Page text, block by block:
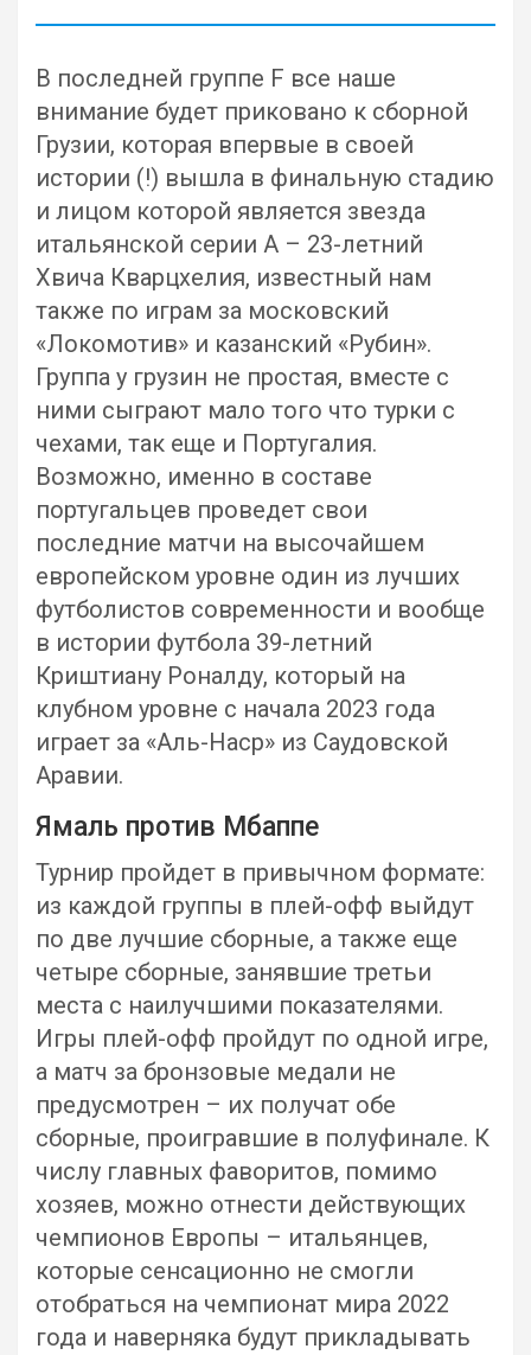
В последней группе F все наше
внимание будет приковано к сборной
Грузии, которая впервые в своей
истории (!) вышла в финальную стадию
и лицом которой является звезда
итальянской серии А – 23-летний
Хвича Кварцхелия, известный нам
также по играм за московский
«Локомотив» и казанский «Рубин».
Группа у грузин не простая, вместе с
ними сыграют мало того что турки с
чехами, так еще и Португалия.
Возможно, именно в составе
португальцев проведет свои
последние матчи на высочайшем
европейском уровне один из лучших
футболистов современности и вообще
в истории футбола 39-летний
Криштиану Роналду, который на
клубном уровне с начала 2023 года
играет за «Аль-Наср» из Саудовской
Аравии.
Ямаль против Мбаппе
Турнир пройдет в привычном формате:
из каждой группы в плей-офф выйдут
по две лучшие сборные, а также еще
четыре сборные, занявшие третьи
места с наилучшими показателями.
Игры плей-офф пройдут по одной игре,
а матч за бронзовые медали не
предусмотрен – их получат обе
сборные, проигравшие в полуфинале. К
числу главных фаворитов, помимо
хозяев, можно отнести действующих
чемпионов Европы – итальянцев,
которые сенсационно не смогли
отобраться на чемпионат мира 2022
года и наверняка будут прикладывать